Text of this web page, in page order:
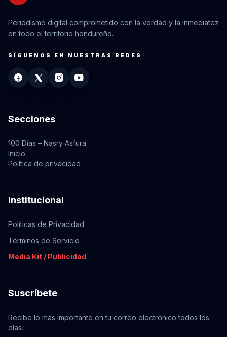
Periodismo digital comprometido con la verdad y la inmediatez
en todo el territorio hondureño.
SÍGUENOS EN NUESTRAS REDES
Secciones
100 Días – Nasry Asfura
Inicio
Política de privacidad
Institucional
Políticas de Privacidad
Términos de Servicio
Media Kit / Publicidad
Suscríbete
Recibe lo más importante en tu correo electrónico todos los
días.